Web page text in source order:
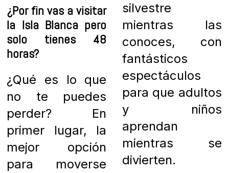
¿Por fin vas a visitar
la Isla Blanca pero
solo tienes 48
horas?
¿Qué es lo que
no te puedes
perder? En
primer lugar, la
mejor opción
para moverse
silvestre
mientras las
conoces, con
fantásticos
espectáculos
para que adultos
y niños
aprendan
mientras se
divierten.